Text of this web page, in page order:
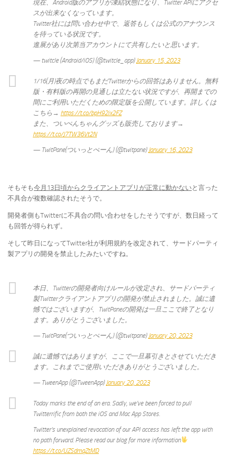
現在、Android版のアプリが凍結状態になり、Twitter APIにアクセ
スが出来なくなっています。
Twitter社には問い合わせ中で、返答もしくは公式のアナウンス
を待っている状況です。
進展があり次第当アカウントにて共有したいと思います。
— twitcle (Android/iOS) (@twitcle_app) January 15, 2023
1/16(月)夜の時点でもまだTwitterからの回答はありません。無料
版・有料版の再開の見通しは立たない状況ですが、再開までの
間にご利用いただくための限定版を公開しています。詳しくは
こちら→ https://t.co/bpH92ix2FZ
また、ついぺんちゃんグッズも販売しております→
https://t.co/J7TW36Vt2N
— TwitPane(ついっとぺーん) (@twitpane) January 16, 2023
そもそも今月13日頃からクライアントアプリが正常に動かないと言った
不具合が複数確認されたそうで。
開発者側もTwitterに不具合の問い合わせをしたそうですが、数日経って
も回答が得られず。
そして昨日になってTwitter社が利用規約を改定されて、サードパーティ
製アプリの開発を禁止したみたいですね。
本日、Twitterの開発者向けルールが改定され、サードパーティ
製Twitterクライアントアプリの開発が禁止されました。誠に遺
憾ではございますが、TwitPaneの開発は一旦ここで終了となり
ます。ありがとうございました。
— TwitPane(ついっとぺーん) (@twitpane) January 20, 2023
誠に遺憾ではありますが、ここで一旦幕引きとさせていただき
ます。これまでご使用いただきありがとうございました。
— TweenApp (@TweenApp) January 20, 2023
Today marks the end of an era. Sadly, we’ve been forced to pull
Twitterrific from both the iOS and Mac App Stores.
Twitter’s unexplained revocation of our API access has left the app with
no path forward. Please read our blog for more information
https://t.co/UZSdmqZtMD